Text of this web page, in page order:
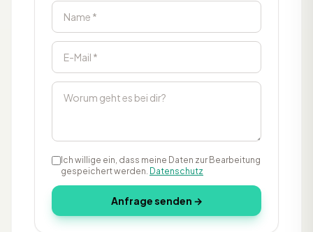
Ich willige ein, dass meine Daten zur Bearbeitung
gespeichert werden. Datenschutz
Anfrage senden →